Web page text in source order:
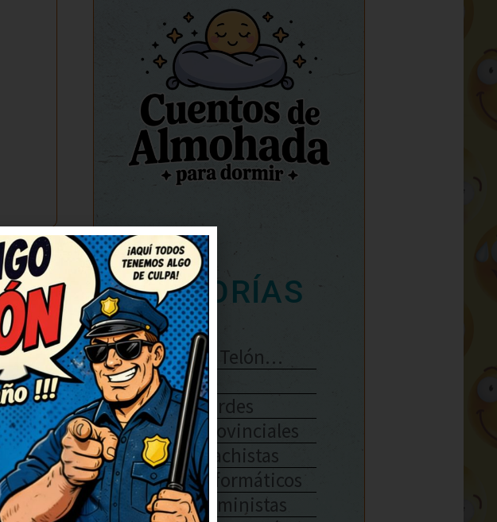
CATEGORÍAS
Se Abre El Telón…
Enlaces
Chistes Verdes
Chistes Provinciales
Chistes Machistas
Chistes Informáticos
Chistes Feministas